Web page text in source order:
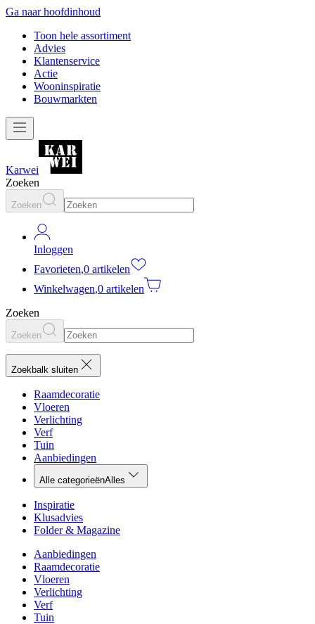
Ga naar hoofdinhoud
Toon hele assortiment
Advies
Klantenservice
Actie
Wooninspiratie
Bouwmarkten
Karwei
Zoeken
Zoeken
Inloggen
Favorieten,0 artikelen
Winkelwagen,0 artikelen
Zoeken
Zoeken
Zoekbalk sluiten
Raamdecoratie
Vloeren
Verlichting
Verf
Tuin
Aanbiedingen
Alle categorieënAlles
Inspiratie
Klusadvies
Folder & Magazine
Aanbiedingen
Raamdecoratie
Vloeren
Verlichting
Verf
Tuin